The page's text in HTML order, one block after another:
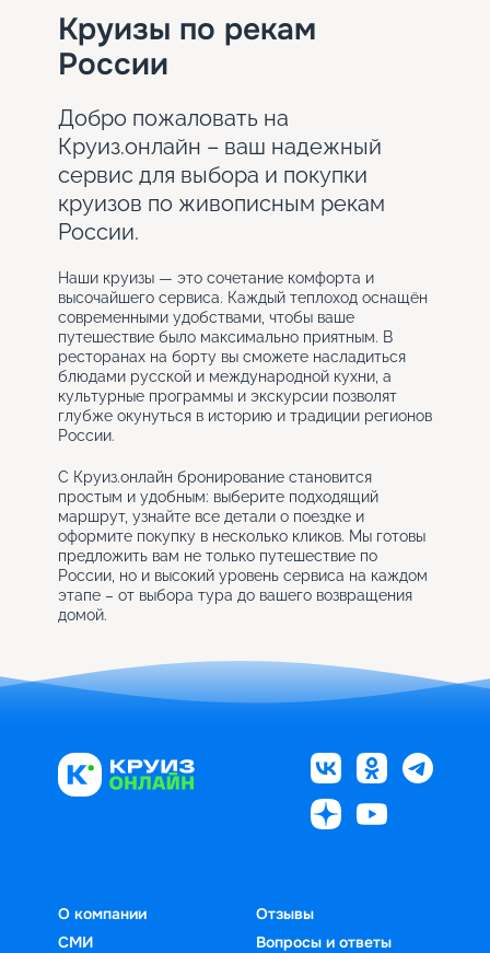
Круизы по рекам
России
Добро пожаловать на
Круиз.онлайн – ваш надежный
сервис для выбора и покупки
круизов по живописным рекам
России.
Наши круизы — это сочетание комфорта и
высочайшего сервиса. Каждый теплоход оснащён
современными удобствами, чтобы ваше
путешествие было максимально приятным. В
ресторанах на борту вы сможете насладиться
блюдами русской и международной кухни, а
культурные программы и экскурсии позволят
глубже окунуться в историю и традиции регионов
России.
С Круиз.онлайн бронирование становится
простым и удобным: выберите подходящий
маршрут, узнайте все детали о поездке и
оформите покупку в несколько кликов. Мы готовы
предложить вам не только путешествие по
России, но и высокий уровень сервиса на каждом
этапе – от выбора тура до вашего возвращения
домой.
О компании
СМИ
Отзывы
Вопросы и ответы